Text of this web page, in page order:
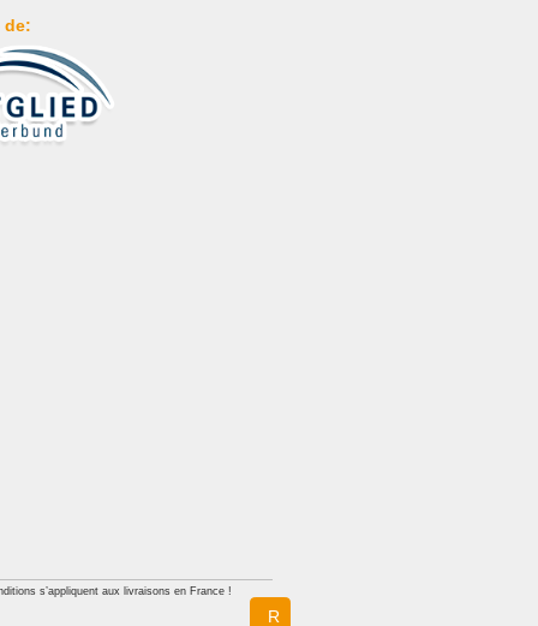
de:
s’appliquent aux livraisons en France !
R